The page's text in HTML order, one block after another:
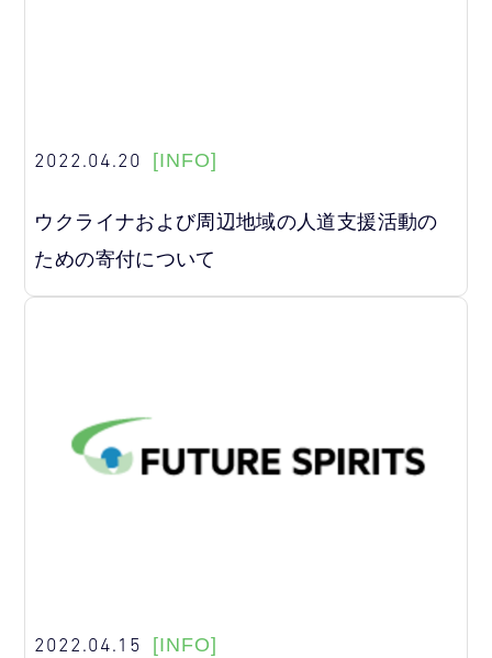
2022.04.20 [INFO]
ウクライナおよび周辺地域の人道支援活動の
ための寄付について
2022.04.15 [INFO]